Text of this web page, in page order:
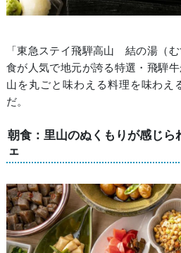
「東急ステイ飛騨高山 結の湯（
食が人気で地元が誇る特選・飛騨
山を丸ごと味わえる料理を味わえ
だ。
朝食：里山のぬくもりが感じら
ェ